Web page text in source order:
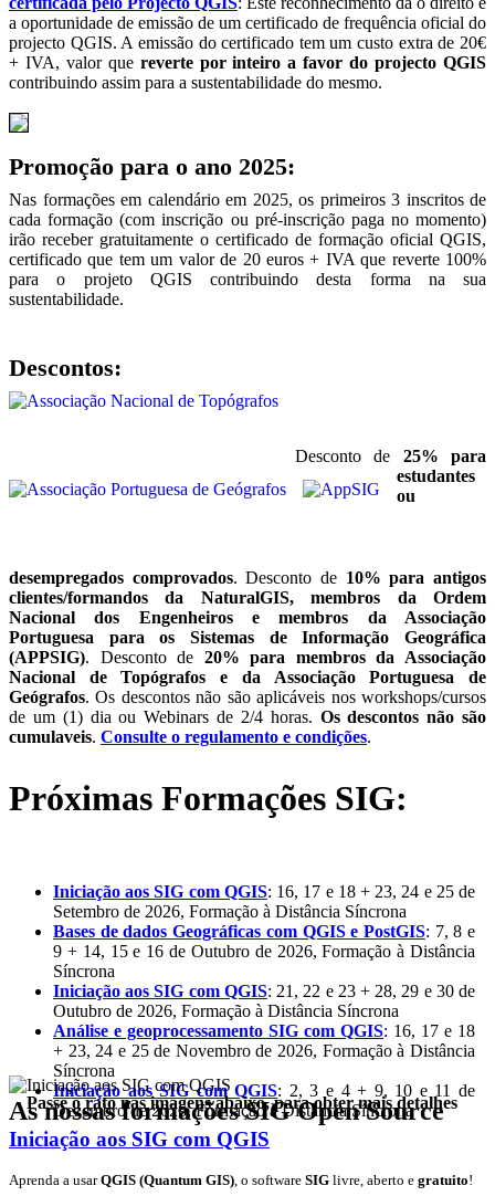
a oportunidade de emissão de um certificado de frequência oficial do
projecto QGIS. A emissão do certificado tem um custo extra de 20€
+ IVA, valor que reverte por inteiro a favor do projecto QGIS
contribuindo assim para a sustentabilidade do mesmo.
Promoção para o ano 2025:
Nas formações em calendário em 2025, os primeiros 3 inscritos de
cada formação (com inscrição ou pré-inscrição paga no momento)
irão receber gratuitamente o certificado de formação oficial QGIS,
certificado que tem um valor de 20 euros + IVA que reverte 100%
para o projeto QGIS contribuindo desta forma na sua
sustentabilidade.
Descontos:
Desconto de 25% para
estudantes
ou
desempregados comprovados. Desconto de 10% para antigos
clientes/formandos da NaturalGIS, membros da Ordem
Nacional dos Engenheiros e membros da Associação
Portuguesa para os Sistemas de Informação Geográfica
(APPSIG). Desconto de 20% para membros da Associação
Nacional de Topógrafos e da Associação Portuguesa de
Geógrafos. Os descontos não são aplicáveis nos workshops/cursos
de um (1) dia ou Webinars de 2/4 horas. Os descontos não são
cumulaveis. Consulte o regulamento e condições.
Próximas Formações SIG:
Iniciação aos SIG com QGIS: 16, 17 e 18 + 23, 24 e 25 de
Setembro de 2026, Formação à Distância Síncrona
Bases de dados Geográficas com QGIS e PostGIS: 7, 8 e
9 + 14, 15 e 16 de Outubro de 2026, Formação à Distância
Síncrona
Iniciação aos SIG com QGIS: 21, 22 e 23 + 28, 29 e 30 de
Outubro de 2026, Formação à Distância Síncrona
Análise e geoprocessamento SIG com QGIS: 16, 17 e 18
+ 23, 24 e 25 de Novembro de 2026, Formação à Distância
Síncrona
Iniciação aos SIG com QGIS: 2, 3 e 4 + 9, 10 e 11 de
Dezembro de 2026, Formação à Distância Síncrona
As nossas formações SIG Open Source
Passe o rato nas imagens abaixo, para obter mais detalhes
Iniciação aos SIG com QGIS
Aprenda a usarQGIS (Quantum GIS), o software SIG livre, aberto e gratuito!